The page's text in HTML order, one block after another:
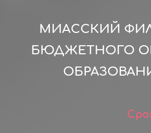
МИАССКИЙ
БЮДЖЕТНОГО